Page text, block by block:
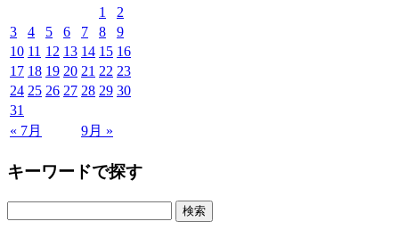
« 7月 9月 »
1
2
3
4 5 6 7 8
9
10 11 12 13 14 15 16
17 18 19 20 21 22 23
24 25 26 27 28 29 30
31
キーワードで探す